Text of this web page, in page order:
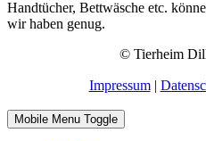
Handtücher, Bettwäsche etc.
wir haben genug.
© Tierheim
Impressum|
Mobile Menu Toggle